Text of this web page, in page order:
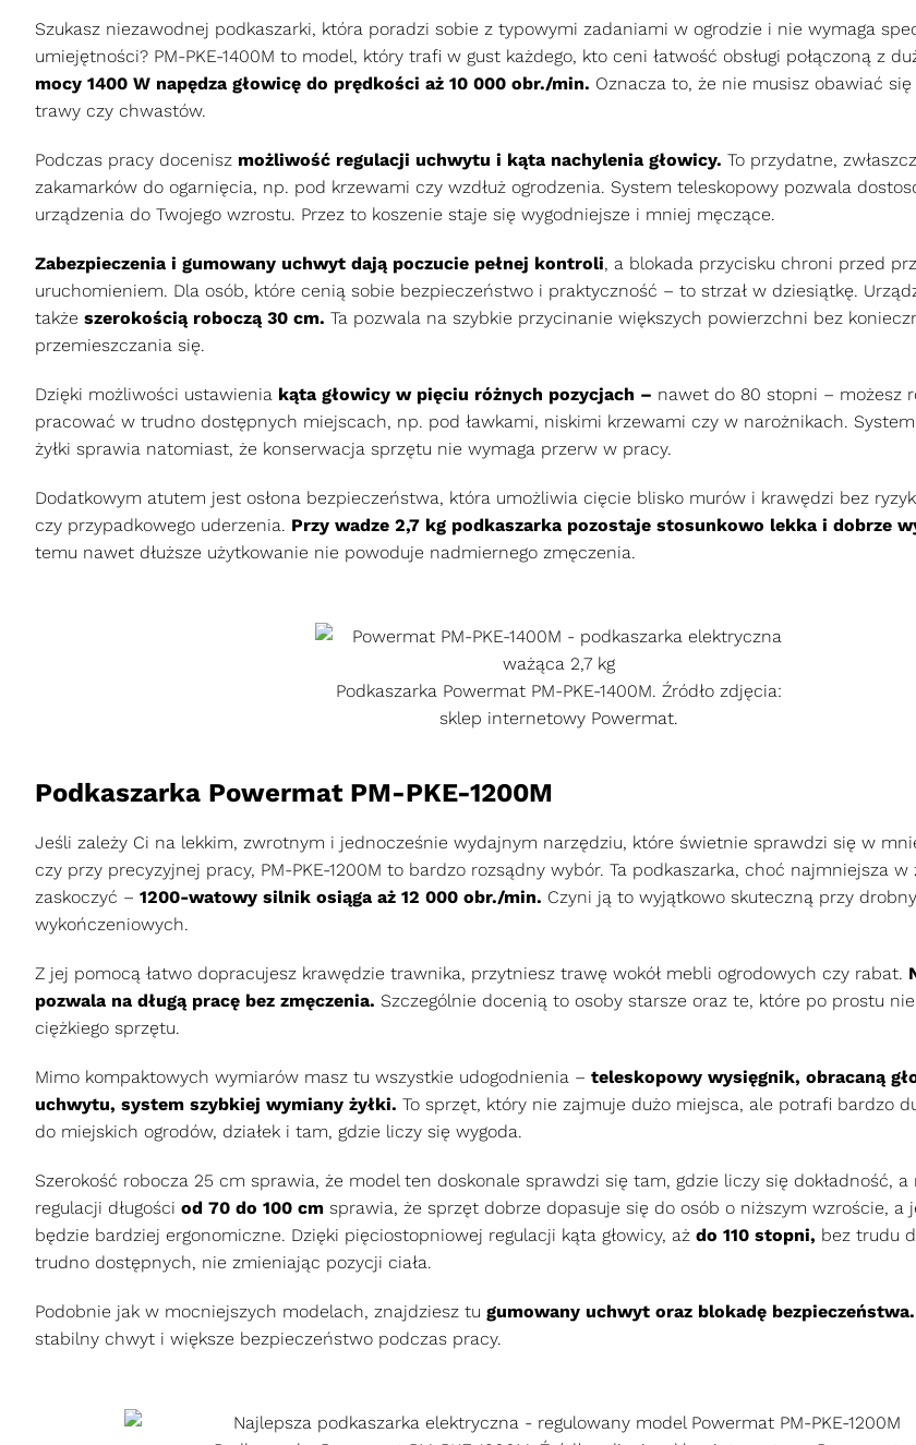
Szukasz niezawodnej podkaszarki, która poradzi sobie z typowymi zadaniami w ogrodzie i nie wymaga
umiejętności? PM-PKE-1400M to model, który trafi w gust każdego, kto ceni łatwość obsługi połączoną z
mocy 1400 W napędza głowicę do prędkości aż 10 000 obr./min. Oznacza to, że nie musisz obawiać
trawy czy chwastów.
Podczas pracy docenisz możliwość regulacji uchwytu i kąta nachylenia głowicy. To przydatne,
zakamarków do ogarnięcia, np. pod krzewami czy wzdłuż ogrodzenia. System teleskopowy pozwala
urządzenia do Twojego wzrostu. Przez to koszenie staje się wygodniejsze i mniej męczące.
Zabezpieczenia i gumowany uchwyt dają poczucie pełnej kontroli, a blokada przycisku chroni przed
uruchomieniem. Dla osób, które cenią sobie bezpieczeństwo i praktyczność – to strzał w dziesiątkę.
także szerokością roboczą 30 cm. Ta pozwala na szybkie przycinanie większych powierzchni bez
przemieszczania się.
Dzięki możliwości ustawienia kąta głowicy w pięciu różnych pozycjach – nawet do 80 stopni – możesz
pracować w trudno dostępnych miejscach, np. pod ławkami, niskimi krzewami czy w narożnikach.
żyłki sprawia natomiast, że konserwacja sprzętu nie wymaga przerw w pracy.
Dodatkowym atutem jest osłona bezpieczeństwa, która umożliwia cięcie blisko murów i krawędzi bez
czy przypadkowego uderzenia. Przy wadze 2,7 kg podkaszarka pozostaje stosunkowo lekka i dobrze
temu nawet dłuższe użytkowanie nie powoduje nadmiernego zmęczenia.
Podkaszarka Powermat PM-PKE-1400M. Źródło zdjęcia:
sklep internetowy Powermat.
Podkaszarka Powermat PM-PKE-1200M
Jeśli zależy Ci na lekkim, zwrotnym i jednocześnie wydajnym narzędziu, które świetnie sprawdzi się w
czy przy precyzyjnej pracy, PM-PKE-1200M to bardzo rozsądny wybór. Ta podkaszarka, choć najmniejsza
zaskoczyć – 1200-watowy silnik osiąga aż 12 000 obr./min. Czyni ją to wyjątkowo skuteczną przy
wykończeniowych.
Z jej pomocą łatwo dopracujesz krawędzie trawnika, przytniesz trawę wokół mebli ogrodowych czy rabat.
pozwala na długą pracę bez zmęczenia. Szczególnie docenią to osoby starsze oraz te, które po prostu
ciężkiego sprzętu.
Mimo kompaktowych wymiarów masz tu wszystkie udogodnienia – teleskopowy wysięgnik, obracaną
uchwytu, system szybkiej wymiany żyłki. To sprzęt, który nie zajmuje dużo miejsca, ale potrafi bardzo
do miejskich ogrodów, działek i tam, gdzie liczy się wygoda.
Szerokość robocza 25 cm sprawia, że model ten doskonale sprawdzi się tam, gdzie liczy się dokładność, a
regulacji długości od 70 do 100 cm sprawia, że sprzęt dobrze dopasuje się do osób o niższym wzroście, a
będzie bardziej ergonomiczne. Dzięki pięciostopniowej regulacji kąta głowicy, aż do 110 stopni, bez trudu
trudno dostępnych, nie zmieniając pozycji ciała.
Podobnie jak w mocniejszych modelach, znajdziesz tu gumowany uchwyt oraz blokadę bezpieczeństwa.
stabilny chwyt i większe bezpieczeństwo podczas pracy.